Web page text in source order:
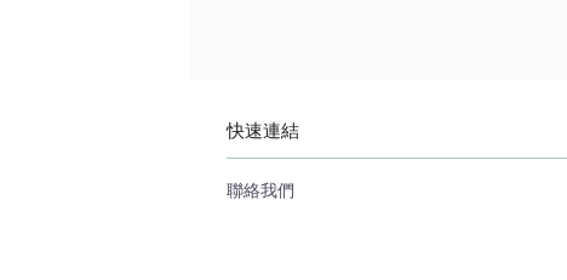
快速連結
聯絡我們